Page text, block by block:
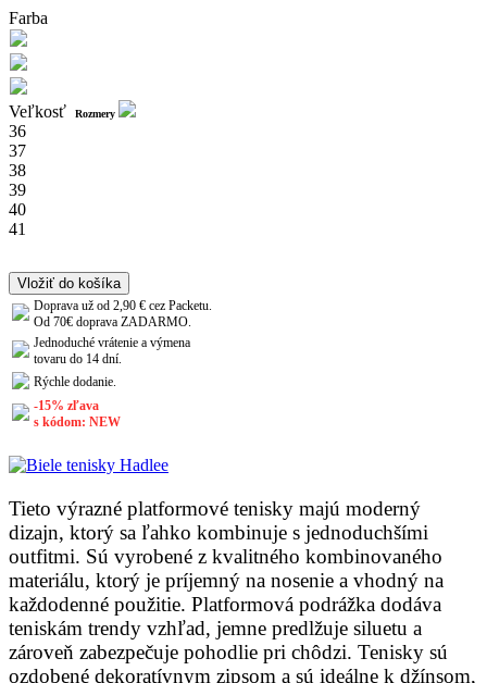
Farba
Veľkosť Rozmery
36
37
38
39
40
41
Vložiť do košíka
Doprava už od 2,90 € cez Packetu.
Od 70€ doprava ZADARMO.
Jednoduché vrátenie a výmena
tovaru do 14 dní.
Rýchle dodanie.
-15% zľava
s kódom: NEW
Tieto výrazné platformové tenisky majú moderný
dizajn, ktorý sa ľahko kombinuje s jednoduchšími
outfitmi. Sú vyrobené z kvalitného kombinovaného
materiálu, ktorý je príjemný na nosenie a vhodný na
každodenné použitie. Platformová podrážka dodáva
teniskám trendy vzhľad, jemne predlžuje siluetu a
zároveň zabezpečuje pohodlie pri chôdzi. Tenisky sú
ozdobené dekoratívnym zipsom a sú ideálne k džínsom,